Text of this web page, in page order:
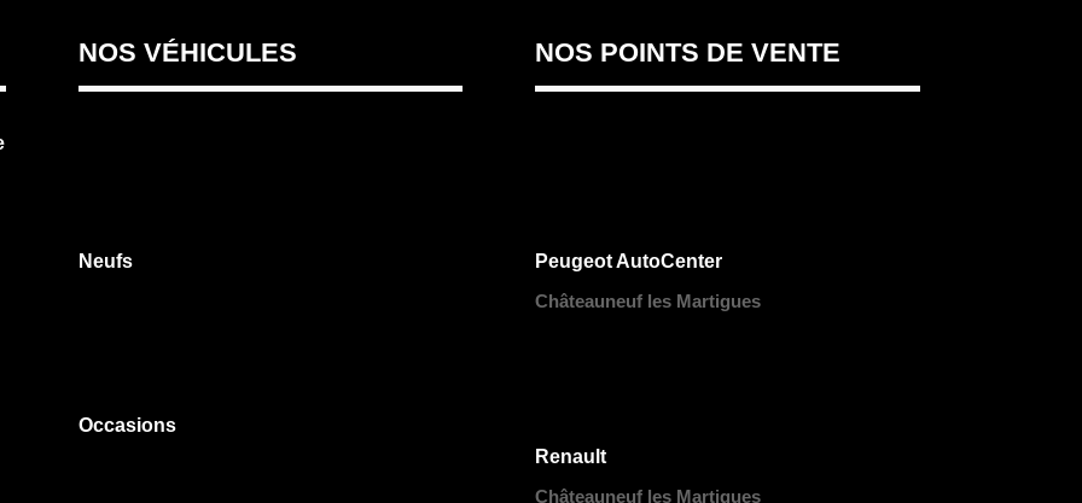
NOS VÉHICULES
Neufs
Occasions
NOS POINTS DE VENTE
Peugeot AutoCenter
Châteauneuf les Martigues
Renault
Châteauneuf les Martigues